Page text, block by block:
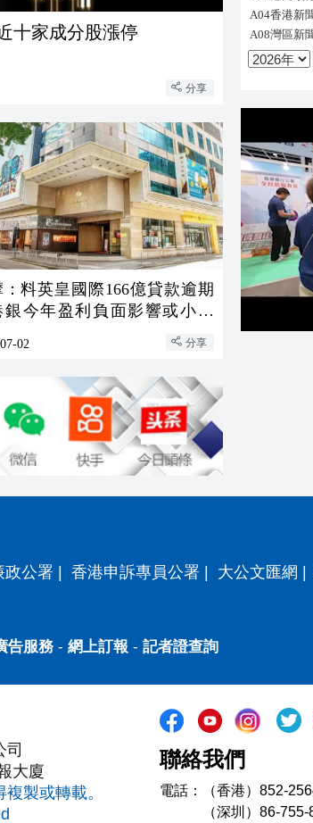
伏概念股漲勢擴大 近十家成分股漲停
分享
：料英皇國際166億貸款逾期
銀今年盈利負面影響或小於
02 分享
政公署 | 香港申訴專員公署 | 大公文匯網 |
告服務- 網上訂報 - 記者證查詢
大廈
製或轉載。
聯絡我們
電話：（香港）852-
（深圳）86-